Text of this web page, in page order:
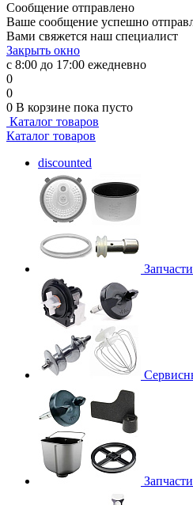
Сообщение отправлено
Ваше сообщение успешно
Вами свяжется наш специалист
Закрыть окно
с 8:00 до 17:00 ежедневно
0
0
0 В корзине пока пусто
Каталог товаров
Каталог товаров
discounted